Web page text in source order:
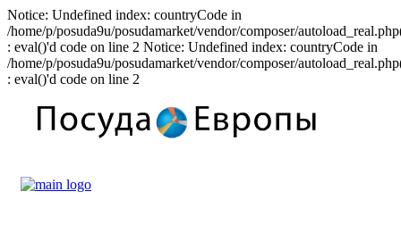
Notice: Undefined index: countryCode in
/home/p/posuda9u/posudamarket/vendor/composer/
: eval()'d code on line 2 Notice: Undefined index: countryCode in
/home/p/posuda9u/posudamarket/vendor/composer/
: eval()'d code on line 2